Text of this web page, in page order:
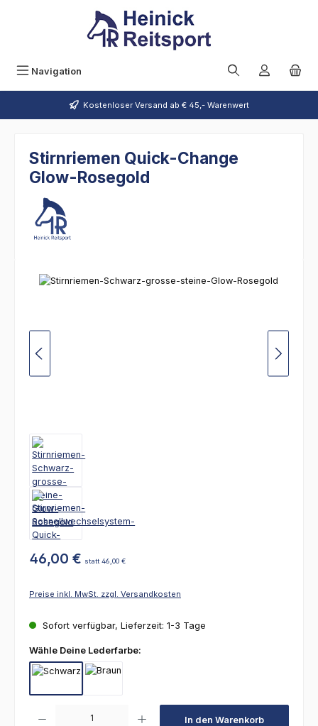
Zum Hauptinhalt springen
Navigation
Kostenloser Versand ab € 45,- Warenwert
Stirnriemen Quick-Change
Glow-Rosegold
Bildergalerie überspringen
46,00 € statt 46,00 €
Preise inkl. MwSt. zzgl. Versandkosten
Sofort verfügbar, Lieferzeit: 1-3 Tage
Wähle Deine Lederfarbe:
In den Warenkorb